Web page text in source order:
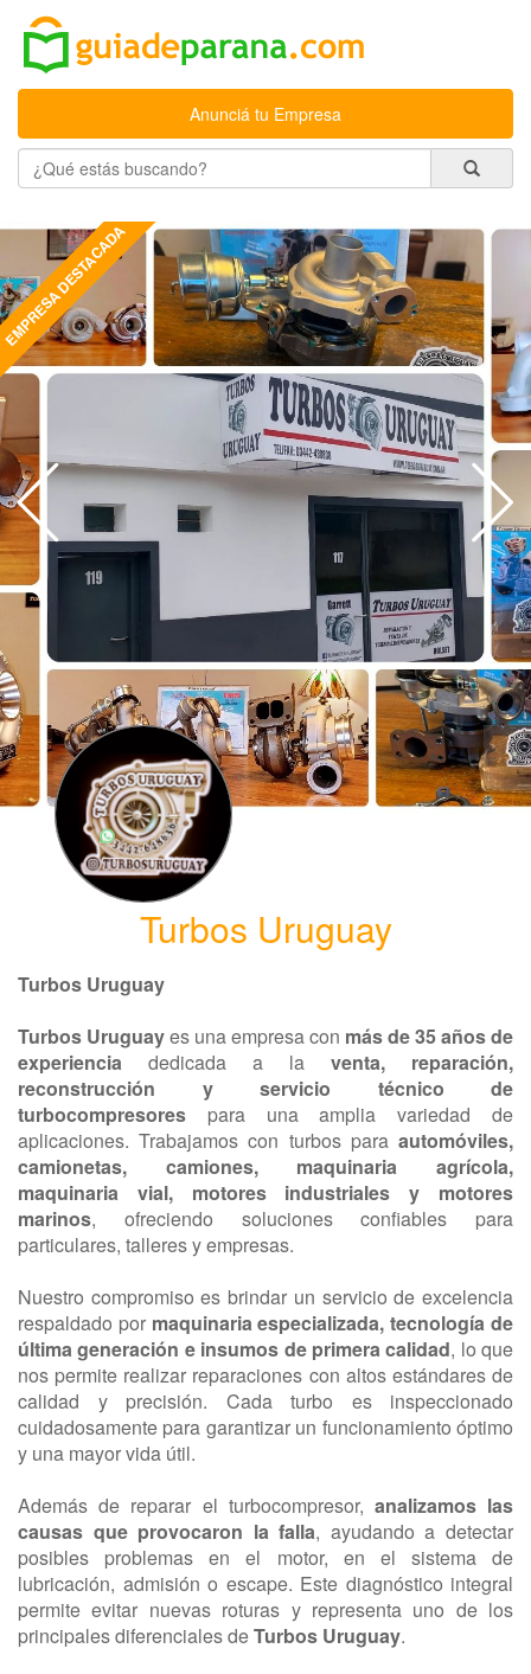
Anunciá tu Empresa
Turbos Uruguay
Turbos Uruguay
Turbos Uruguayes una empresa con más de 35 años de
experiencia dedicada a la venta, reparación,
reconstrucción y servicio técnico de
turbocompresores para una amplia variedad de
aplicaciones. Trabajamos con turbos para automóviles,
camionetas, camiones, maquinaria agrícola,
maquinaria vial, motores industriales y motores
marinos, ofreciendo soluciones confiables para
particulares, talleres y empresas.
Nuestro compromiso es brindar un servicio de excelencia
respaldado por maquinaria especializada, tecnología de
última generación e insumos de primera calidad, lo que
nos permite realizar reparaciones con altos estándares de
calidad y precisión. Cada turbo es inspeccionado
cuidadosamente para garantizar un funcionamiento óptimo
y una mayor vida útil.
Además de reparar el turbocompresor, analizamos las
causas que provocaron la falla, ayudando a detectar
posibles problemas en el motor, en el sistema de
lubricación, admisión o escape. Este diagnóstico integral
permite evitar nuevas roturas y representa uno de los
principales diferenciales deTurbos Uruguay.